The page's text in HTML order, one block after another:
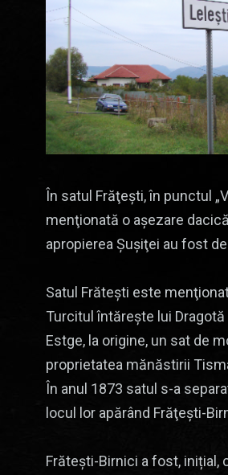
În satul Frăţeşti, în punctul
menţionată o aşezare
apropierea Şuşiţei au fost
Satul Frătești este
Turcitul întăreşte lui
Estge, la origine, un sat de
proprietatea mănăstirii
În anul 1873 satul s-a
locul lor apărând Frăţeşti-
Frăteşti-Birnici a fost, inițial,